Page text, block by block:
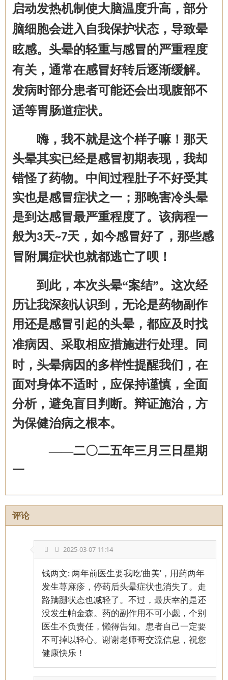
启动发热机制使大脑温度升高，部分
脑细胞会进入自我保护状态，导致晕
眩感。头晕的轻重与感冒的严重程度
有关，通常在感冒好转后逐渐缓解。
发病时部分患者可能还会出现腹部不
适等胃肠道症状。
嗨，我不就是这个样子嘛！那天
头晕其实已经是感冒初期表现，我却
错怪了药物。中间过程肚子不好受其
实也是感冒症状之一；那晚害冷头晕
是到达感冒最严重程度了。该病程一
般为3天~7天，如今感冒好了，那些感
冒附属症状也就都逃亡了呗！
到此，本次头晕“案结”。这次经
历让我深刻认识到，无论是药物副作
用还是感冒引起的头晕， 都应及时找
准病因、 采取相应措施进行处理。
同
时，头晕病因的多样性提醒我们，在
面对身体不适时，应保持谨慎，全面
分析，避免盲目判断。辩证施治，方
为保健治病之根本。
——二〇二五年三月 三日星期
一
评论
2025-03-07 11:14
钱两文: 两年前医生要我吃‘曲美’，用药两年
发生荨麻疹，停药后头晕症状也消失了。走
路蹒跚状态也减轻了。不过，最庆幸的是还
没发生帕金森。药的副作用不可小觑，个别
医生不负责任，懒得告知。患者自己一定要
不可掉以轻心。谢谢老师哥交流信息，祝您
健康快乐！